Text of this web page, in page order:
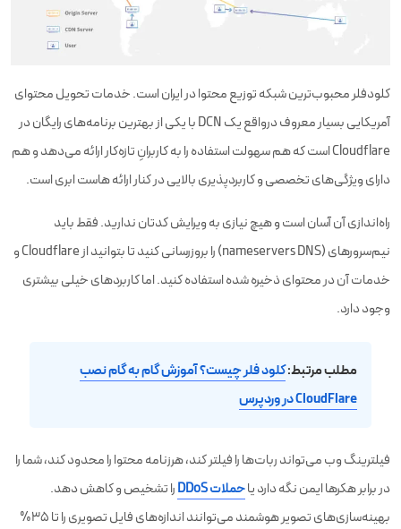
کلودفلر محبوب‌ترین شبکه توزیع محتوا در ایران است. خدمات تحویل محتوای
آمریکایی بسیار معروف درواقع یک DCN با یکی از بهترین برنامه‌های رایگان در
Cloudflare است که هم سهولت استفاده را به کاربرانِ تازه‌کار ارائه می‌دهد و هم
دارای ویژگی‌های تخصصی و کاربردپذیری بالایی در کنار ارائه هاست ابری است.
راه‌اندازی آن آسان است و هیچ نیازی به ویرایش کدتان ندارید. فقط باید
نیم‌سرورهای (nameservers DNS) را بروزرسانی کنید تا بتوانید از Cloudflare و
خدمات آن در محتوای ذخیره شده استفاده کنید. اما کاربردهای خیلی بیشتری
وجود دارد.
مطلب مرتبط:کلود فلر چیست؟ آموزش گام به گام نصب
CloudFlare در وردپرس
فیلترینگ وب می‌تواند ربات‌ها را فیلتر کند، هرزنامه محتوا را محدود کند، شما را
در برابر هکرها ایمن نگه دارد یاحملات DDoS
را تشخیص و کاهش دهد.
بهینه‌سازی‌های تصویر هوشمند می‌توانند اندازه‌های فایل تصویری را تا 35%